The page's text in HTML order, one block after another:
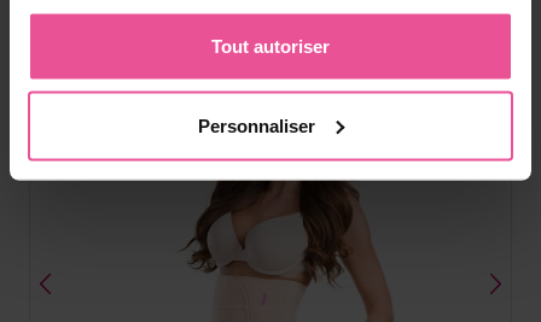
Tout autoriser
Personnaliser